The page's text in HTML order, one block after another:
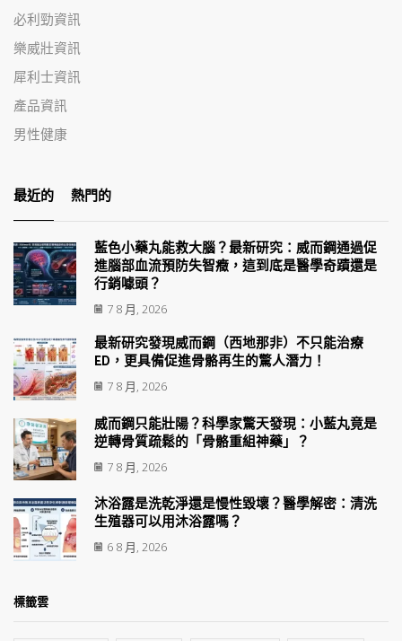
必利勁資訊
樂威壯資訊
犀利士資訊
產品資訊
男性健康
最近的 熱門的
藍色小藥丸能救大腦？最新研究：威而鋼通過促
進腦部血流預防失智癥，這到底是醫學奇蹟還是
行銷噱頭？
7 8 月, 2026
最新研究發現威而鋼（西地那非）不只能治療
ED，更具備促進骨骼再生的驚人潛力！
7 8 月, 2026
威而鋼只能壯陽？科學家驚天發現：小藍丸竟是
逆轉骨質疏鬆的「骨骼重組神藥」？
7 8 月, 2026
沐浴露是洗乾淨還是慢性毀壞？醫學解密：清洗
生殖器可以用沐浴露嗎？
6 8 月, 2026
標籤雲